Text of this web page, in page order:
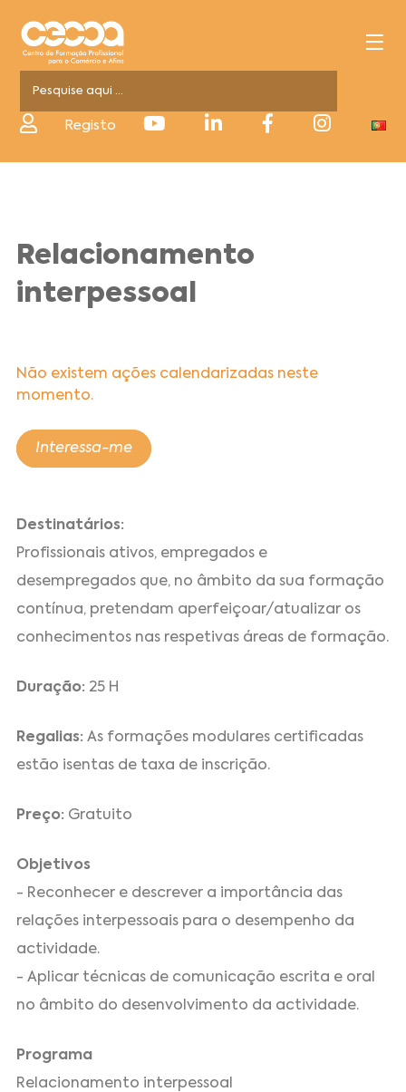
Registo
Relacionamento
interpessoal
Não existem ações calendarizadas neste
momento.
Interessa-me
Destinatários:
Profissionais ativos, empregados e
desempregados que, no âmbito da sua formação
contínua, pretendam aperfeiçoar/atualizar os
conhecimentos nas respetivas áreas de formação.
Duração: 25 H
Regalias: As formações modulares certificadas
estão isentas de taxa de inscrição.
Preço: Gratuito
Objetivos
- Reconhecer e descrever a importância das
relações interpessoais para o desempenho da
actividade.
- Aplicar técnicas de comunicação escrita e oral
no âmbito do desenvolvimento da actividade.
Programa
Relacionamento interpessoal